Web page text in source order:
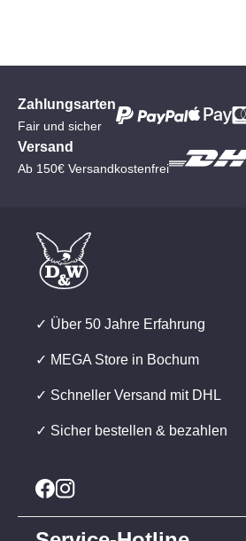
Zahlungsarten
Fair und sicher
Versand
Ab 150€ Versandkostenfrei
✓ Über 50 Jahre Erfahrung
✓ MEGA Store in Bochum
✓ Schneller Versand mit DHL
✓ Sicher bestellen & bezahlen